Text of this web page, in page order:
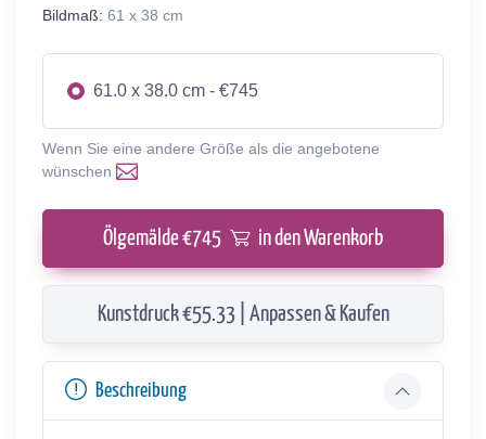
Bildmaß: 61 x 38 cm
61.0 x 38.0 cm - €745
Wenn Sie eine andere Größe als die angebotene
wünschen
Ölgemälde €745 in den Warenkorb
Kunstdruck €55.33 | Anpassen & Kaufen
Beschreibung